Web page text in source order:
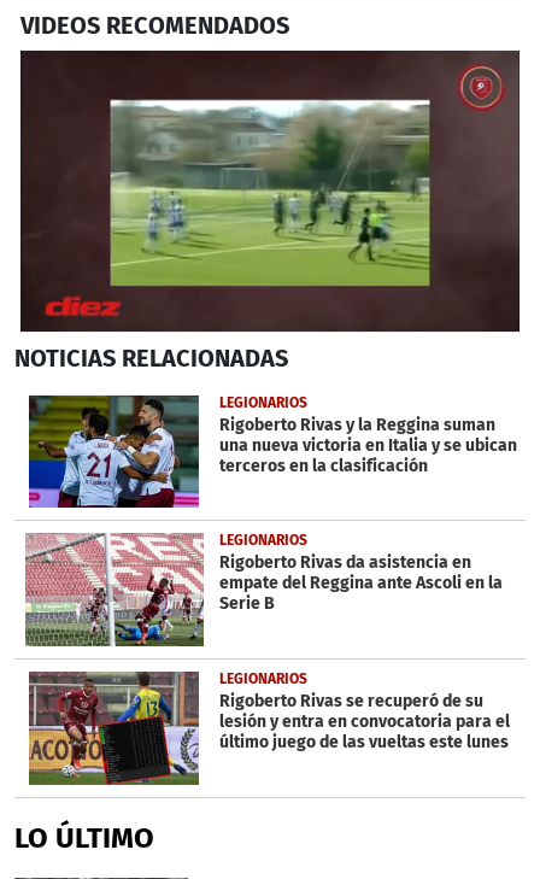
VIDEOS RECOMENDADOS
seconds
1
minute,
15
seconds
NOTICIAS RELACIONADAS
LEGIONARIOS
Rigoberto Rivas y la Reggina suman
una nueva victoria en Italia y se ubican
terceros en la clasificación
LEGIONARIOS
Rigoberto Rivas da asistencia en
empate del Reggina ante Ascoli en la
Serie B
LEGIONARIOS
Rigoberto Rivas se recuperó de su
lesión y entra en convocatoria para el
último juego de las vueltas este lunes
LO ÚLTIMO